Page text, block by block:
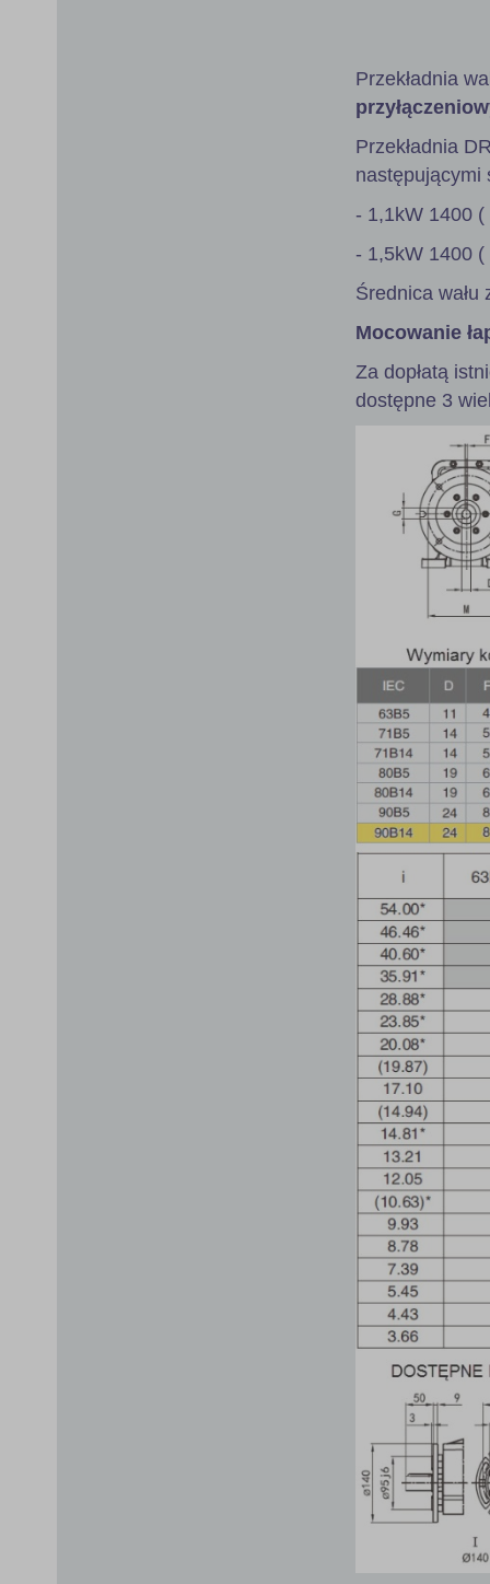
Przekładnia
Przekładnia
następującymi
- 1,1kW 1400 (
- 1,5kW 1400 (
Średnica wału
Mocowanie
Za dopłatą
dostępne 3